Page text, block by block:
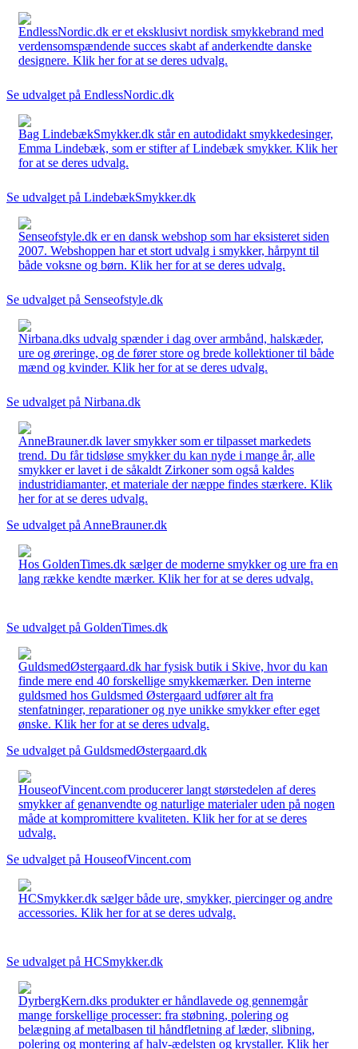
EndlessNordic.dk er et eksklusivt nordisk smykkebrand med
verdensomspændende succes skabt af anderkendte danske
designere. Klik her for at se deres udvalg.
Se udvalget på EndlessNordic.dk
Bag LindebækSmykker.dk står en autodidakt smykkedesinger,
Emma Lindebæk, som er stifter af Lindebæk smykker. Klik her
for at se deres udvalg.
Se udvalget på LindebækSmykker.dk
Senseofstyle.dk er en dansk webshop som har eksisteret siden
2007. Webshoppen har et stort udvalg i smykker, hårpynt til
både voksne og børn. Klik her for at se deres udvalg.
Se udvalget på Senseofstyle.dk
Nirbana.dks udvalg spænder i dag over armbånd, halskæder,
ure og øreringe, og de fører store og brede kollektioner til både
mænd og kvinder. Klik her for at se deres udvalg.
Se udvalget på Nirbana.dk
AnneBrauner.dk laver smykker som er tilpasset markedets
trend. Du får tidsløse smykker du kan nyde i mange år, alle
smykker er lavet i de såkaldt Zirkoner som også kaldes
industridiamanter, et materiale der næppe findes stærkere. Klik
her for at se deres udvalg.
Se udvalget på AnneBrauner.dk
Hos GoldenTimes.dk sælger de moderne smykker og ure fra en
lang række kendte mærker. Klik her for at se deres udvalg.
Se udvalget på GoldenTimes.dk
GuldsmedØstergaard.dk har fysisk butik i Skive, hvor du kan
finde mere end 40 forskellige smykkemærker. Den interne
guldsmed hos Guldsmed Østergaard udfører alt fra
stenfatninger, reparationer og nye unikke smykker efter eget
ønske. Klik her for at se deres udvalg.
Se udvalget på GuldsmedØstergaard.dk
HouseofVincent.com producerer langt størstedelen af deres
smykker af genanvendte og naturlige materialer uden på nogen
måde at kompromittere kvaliteten. Klik her for at se deres
udvalg.
Se udvalget på HouseofVincent.com
HCSmykker.dk sælger både ure, smykker, piercinger og andre
accessories. Klik her for at se deres udvalg.
Se udvalget på HCSmykker.dk
DyrbergKern.dks produkter er håndlavede og gennemgår
mange forskellige processer: fra støbning, polering og
belægning af metalbasen til håndfletning af læder, slibning,
polering og montering af halv-ædelsten og krystaller. Klik her